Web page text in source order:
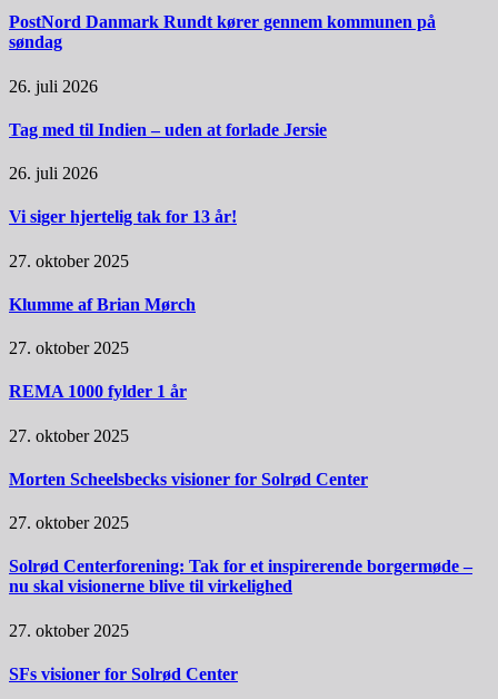
PostNord Danmark Rundt kører gennem kommunen på
søndag
26. juli 2026
Tag med til Indien – uden at forlade Jersie
26. juli 2026
Vi siger hjertelig tak for 13 år!
27. oktober 2025
Klumme af Brian Mørch
27. oktober 2025
REMA 1000 fylder 1 år
27. oktober 2025
Morten Scheelsbecks visioner for Solrød Center
27. oktober 2025
Solrød Centerforening: Tak for et inspirerende borgermøde –
nu skal visionerne blive til virkelighed
27. oktober 2025
SFs visioner for Solrød Center